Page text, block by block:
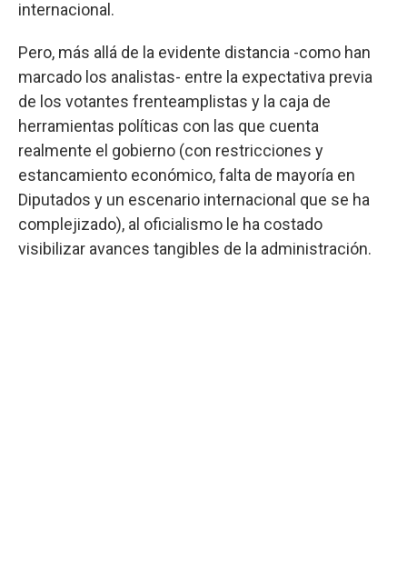
internacional.
Pero, más allá de la evidente distancia -como han
marcado los analistas- entre la expectativa previa
de los votantes frenteamplistas y la caja de
herramientas políticas con las que cuenta
realmente el gobierno (con restricciones y
estancamiento económico, falta de mayoría en
Diputados y un escenario internacional que se ha
complejizado), al oficialismo le ha costado
visibilizar avances tangibles de la administración.